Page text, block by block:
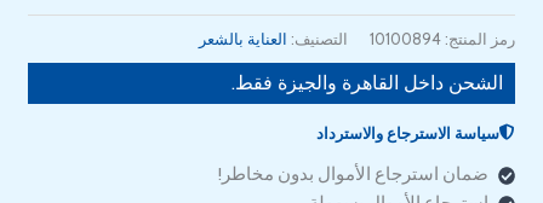
رمز المنتج: 10100894 التصنيف: العناية بالشعر
الشحن داخل القاهرة والجيزة فقط.
سياسة الاسترجاع والاسترداد
ضمان استرجاع الأموال بدون مخاطر!